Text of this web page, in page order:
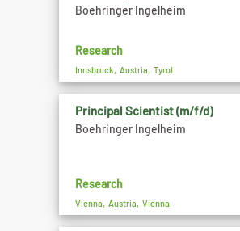
Boehringer Ingelheim
Research
Innsbruck, Austria, Tyrol
Principal Scientist (m/f/d)
Boehringer Ingelheim
Research
Vienna, Austria, Vienna